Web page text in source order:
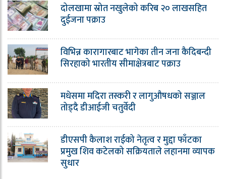
दोलखामा स्रोत नखुलेको करिब २० लाखसहित
दुईजना पक्राउ
विभिन्न कारागारबाट भागेका तीन जना कैदिबन्दी
सिरहाको भारतीय सीमाक्षेत्रबाट पक्राउ
मधेसमा मदिरा तस्करी र लागुऔषधको सञ्जाल
तोड्दै डीआईजी चतुर्वेदी
डीएसपी कैलाश राईको नेतृत्व र मुद्दा फाँटका
प्रमुख शिव कटेलको सक्रियताले लहानमा व्यापक
सुधार